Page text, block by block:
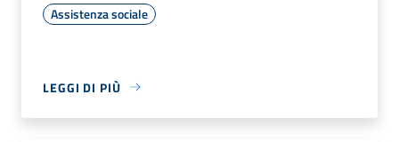
Assistenza sociale
LEGGI DI PIÙ